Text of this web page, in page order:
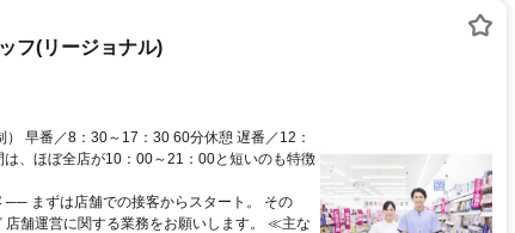
フ(リージョナル)
早番／8：30～17：30 60分休憩 遅番／12：
、ほぼ全店が10：00～21：00と短いのも特徴
まずは店舗での接客からスタート。 その
店舗運営に関する業務をお願いします。 ≪主な